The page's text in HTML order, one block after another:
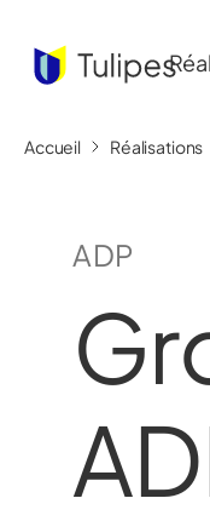
Accueil Réalisations
ADP